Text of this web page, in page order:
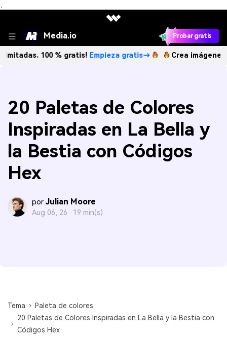
、
Media.io Probar gratis
100 % gratis!Empieza gratis→ Crea imágenes IA
20 Paletas de Colores
Inspiradas en La Bella y
la Bestia con Códigos
Hex
por Julian Moore
Aug 06, 26 · 19 min(s)
Tema
Paleta de colores
20 Paletas de Colores Inspiradas en La Bella y la Bestia con
Códigos Hex